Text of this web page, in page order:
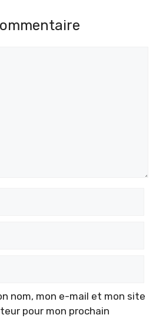
nom, mon e-mail et mon site
pour mon prochain